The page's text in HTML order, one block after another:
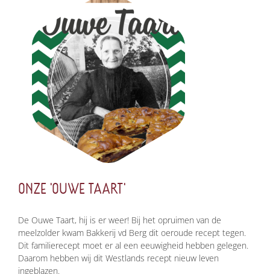
ONZE 'OUWE TAART'
De Ouwe Taart, hij is er weer! Bij het opruimen van de
meelzolder kwam Bakkerij vd Berg dit oeroude recept tegen.
Dit familierecept moet er al een eeuwigheid hebben gelegen.
Daarom hebben wij dit Westlands recept nieuw leven
ingeblazen.